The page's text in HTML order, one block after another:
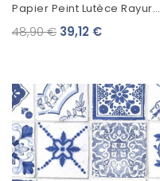
Papier Peint Lutèce Rayures
Larges Jaunes GC29805
48,90 € 39,12 €